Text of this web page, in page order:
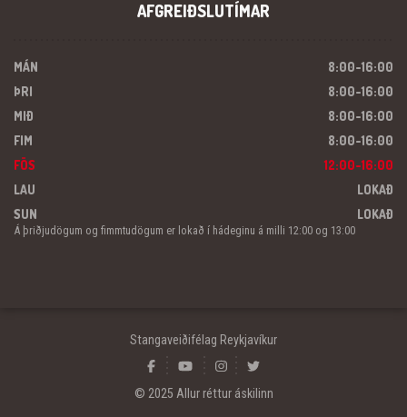
AFGREIÐSLUTÍMAR
MÁN
8:00-16:00
ÞRI
8:00-16:00
MIÐ
8:00-16:00
FIM
8:00-16:00
FÖS
12:00-16:00
LAU
LOKAÐ
SUN
LOKAÐ
Á þriðjudögum og fimmtudögum er lokað í hádeginu á milli 12:00 og 13:00
Stangaveiðifélag Reykjavíkur
© 2025 Allur réttur áskilinn